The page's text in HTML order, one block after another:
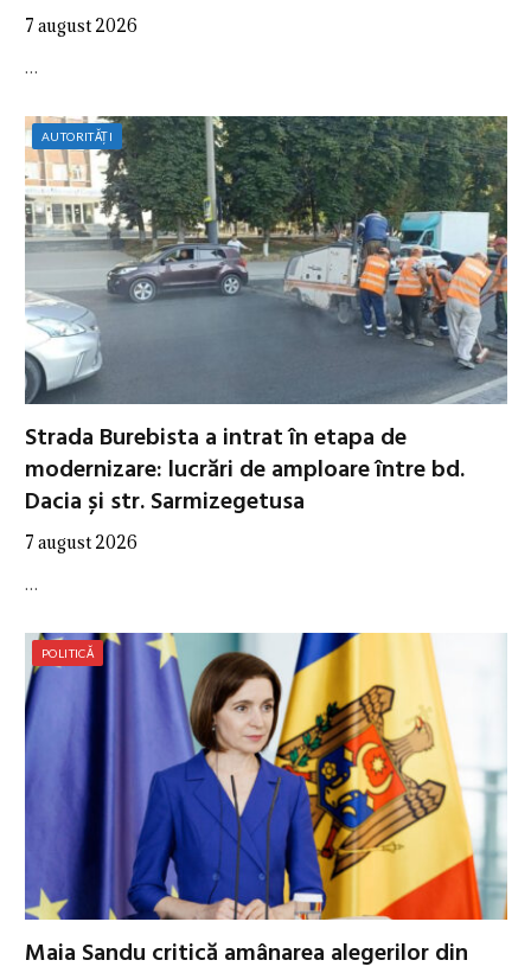
7 august 2026
…
AUTORITĂȚI
Strada Burebista a intrat în etapa de
modernizare: lucrări de amploare între bd.
Dacia și str. Sarmizegetusa
7 august 2026
…
POLITICĂ
Maia Sandu critică amânarea alegerilor din